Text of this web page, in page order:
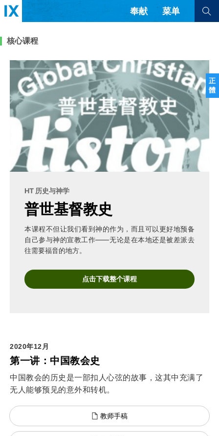
正
體
奉献 菜单
文章 书评 访谈 问答
来信
教会带领 解经式讲道与神学
福音传讲与宣教 成员制与教会纪律
查看全部
查看全部
隐私条款 其他的模式
简体中文 正體中文
英语
西班牙语
葡萄牙语
俄语
乌兹别克语
达里语
波斯语
越南语
韩语
土耳其语
阿尔巴尼亚语
塞尔维亚语
核心课程
HT 历史与神学
普世基督教史
本课程不但让我们看到神的作为，而且可以更好地预备
自己参与神的宣教工作——无论是在本地还是被差派去
往需要福音的地方。
点击下载整个课程
2020年12月
第一讲：中国教会史
中国教会的历史是一部扣人心弦的故事，这其中充满了
无人能够预见的意外和转机。
教师手稿